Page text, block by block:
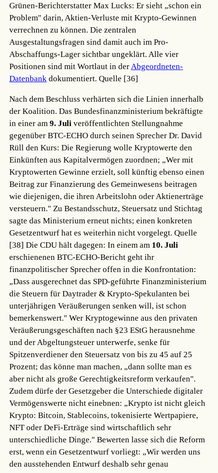
Grünen-Berichterstatter Max Lucks: Er sieht „schon ein
Problem" darin, Aktien-Verluste mit Krypto-Gewinnen
verrechnen zu können. Die zentralen
Ausgestaltungsfragen sind damit auch im Pro-
Abschaffungs-Lager sichtbar ungeklärt. Alle vier
Positionen sind mit Wortlaut in derAbgeordneten-
Datenbank dokumentiert.Quelle [36]
Nach dem Beschluss verhärten sich die Linien innerhalb
der Koalition. Das Bundesfinanzministerium bekräftigte
in einer am9. Juli veröffentlichten Stellungnahme
gegenüber BTC-ECHO durch seinen Sprecher Dr. David
Rüll den Kurs: Die Regierung wolle Kryptowerte den
Einkünften aus Kapitalvermögen zuordnen; „Wer mit
Kryptowerten Gewinne erzielt, soll künftig ebenso einen
Beitrag zur Finanzierung des Gemeinwesens beitragen
wie diejenigen, die ihren Arbeitslohn oder Aktienerträge
versteuern." Zu Bestandsschutz, Steuersatz und Stichtag
sagte das Ministerium erneut nichts; einen konkreten
Gesetzentwurf hat es weiterhin nicht vorgelegt.Quelle
[38] Die CDU hält dagegen: In einem am 10. Juli
erschienenen BTC-ECHO-Bericht geht ihr
finanzpolitischer Sprecher offen in die Konfrontation:
„Dass ausgerechnet das SPD-geführte Finanzministerium
die Steuern für Daytrader & Krypto-Spekulanten bei
unterjährigen Veräußerungen senken will, ist schon
bemerkenswert." Wer Kryptogewinne aus den privaten
Veräußerungsgeschäften nach §23 EStG herausnehme
und der Abgeltungsteuer unterwerfe, senke für
Spitzenverdiener den Steuersatz von bis zu 45 auf 25
Prozent; das könne man machen, „dann sollte man es
aber nicht als große Gerechtigkeitsreform verkaufen".
Zudem dürfe der Gesetzgeber die Unterschiede digitaler
Vermögenswerte nicht einebnen: „Krypto ist nicht gleich
Krypto: Bitcoin, Stablecoins, tokenisierte Wertpapiere,
NFT oder DeFi-Erträge sind wirtschaftlich sehr
unterschiedliche Dinge." Bewerten lasse sich die Reform
erst, wenn ein Gesetzentwurf vorliegt: „Wir werden uns
den ausstehenden Entwurf deshalb sehr genau